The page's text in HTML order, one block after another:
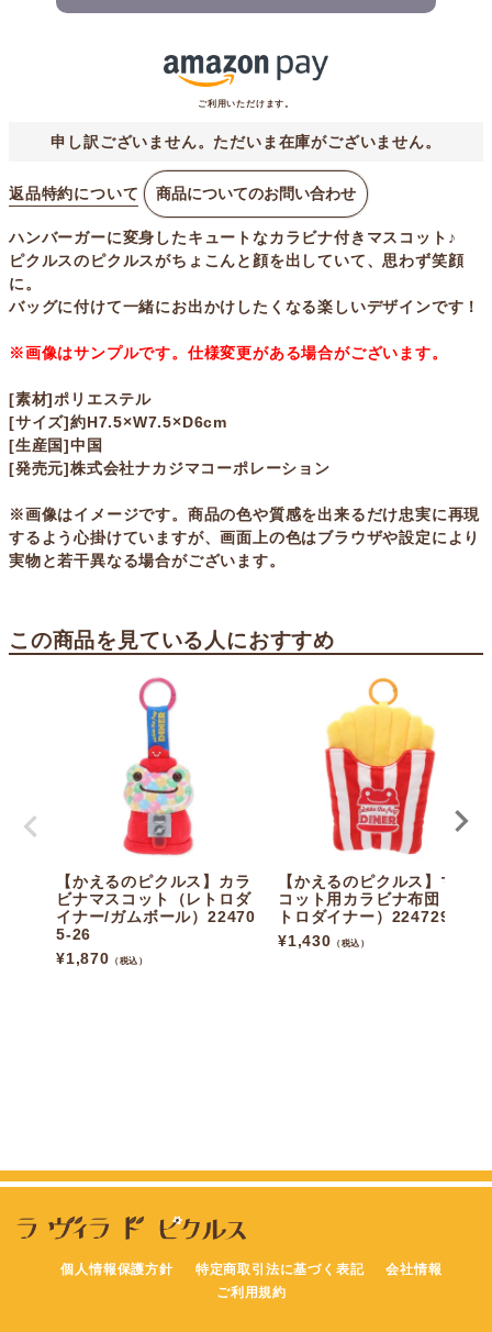
ご利用いただけます。
申し訳ございません。ただいま在庫がございません。
返品特約について 商品についてのお問い合わせ
ハンバーガーに変身したキュートなカラビナ付きマスコット♪
ピクルスのピクルスがちょこんと顔を出していて、思わず笑顔
に。
バッグに付けて一緒にお出かけしたくなる楽しいデザインです！
※画像はサンプルです。仕様変更がある場合がございます。
[素材]ポリエステル
[サイズ]約H7.5×W7.5×D6cm
[生産国]中国
[発売元]株式会社ナカジマコーポレーション
※画像はイメージです。商品の色や質感を出来るだけ忠実に再現
するよう心掛けていますが、画面上の色はブラウザや設定により
実物と若干異なる場合がございます。
この商品を見ている人におすすめ
【かえるのピクルス】カラ
ビナマスコット（レトロダ
イナー/ガムボール）22470
5-26
¥1,870 （税込）
【かえるのピクルス】マス
コット用カラビナ布団（レ
トロダイナー）224729-26
¥1,430 （税込）
個人情報保護方針 特定商取引法に基づく表記
会社情報
ご利用規約